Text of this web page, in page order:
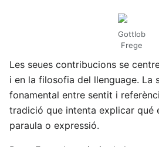
Gottlob
Frege
Les seues contribucions se
i en la filosofia del llenguage. La
fonamental entre sentit i
tradició que intenta explicar qué
paraula o expressió.